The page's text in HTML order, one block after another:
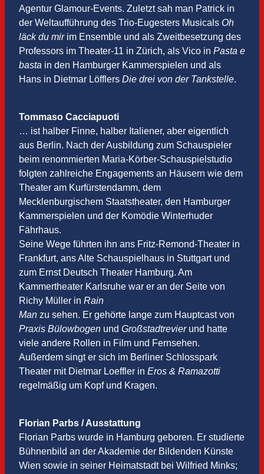
Agentur Glamour-Events. Zuletzt sah man Patrick in
der Weltaufführung des Trio-Eugesters Musicals Oh
läck du mirim Ensemble und als Zweitbesetzung des
Professors im Theater-11 in Zürich, als Vico in Pasta e
basta in den Hamburger Kammerspielen und als
Hans in Dietmar Löfflers Die drei von der Tankstelle.
Tommaso Cacciapuoti
… ist halber Finne, halber Italiener, aber eigentlich
aus Berlin. Nach der Ausbildung zum Schauspieler
beim renommierten Maria-Körber-Schauspielstudio
folgten zahlreiche Engagements an Häusern wie dem
Theater am Kurfürstendamm, dem
Mecklenburgischem Staatstheater, den Hamburger
Kammerspielen und der Komödie Winterhuder
Fährhaus.
Seine Wege führten ihn ans Fritz-Remond-Theater in
Frankfurt, ans Alte Schauspielhaus in Stuttgart und
zum Ernst Deutsch Theater Hamburg. Am
Kammertheater Karlsruhe war er an der Seite von
Richy Müller in Rain
Man zu sehen. Er gehörte lange zum Hauptcast von
Praxis Bülowbogen und Großstadtrevierund hatte
viele andere Rollen in Film und Fernsehen.
Außerdem singt er sich im Berliner Schlosspark
Theater mit Dietmar Loeffler in Eros & Ramazotti
regelmäßig um Kopf und Kragen.
Florian Parbs / Ausstattung
Florian Parbs wurde in Hamburg geboren. Er studierte
Bühnenbild an der Akademie der Bildenden Künste
Wien sowie in seiner Heimatstadt bei Wilfried Minks;